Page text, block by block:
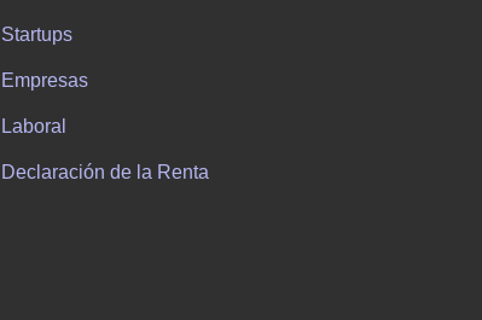
Startups
Empresas
Laboral
Declaración de la Renta